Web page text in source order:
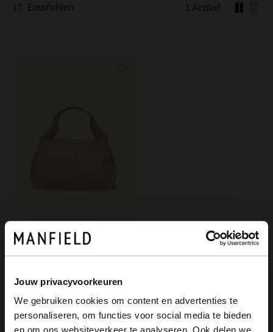
Jouw privacyvoorkeuren
We gebruiken cookies om content en advertenties te
personaliseren, om functies voor social media te bieden
1 Artikel
Empfohlen
Manfield
Roséfarbene Handtasche mit geflochtenem Henkel